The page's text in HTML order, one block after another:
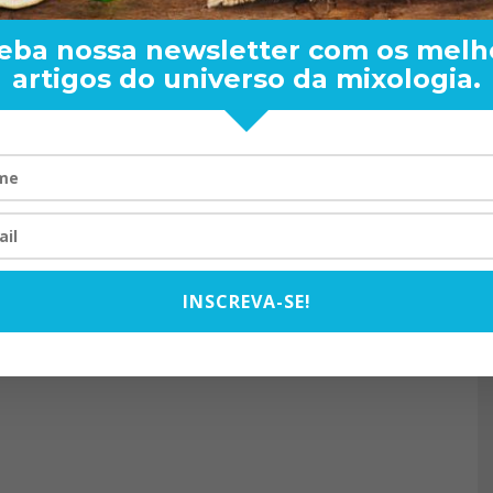
RAND BARTENDER: DE
VISTA PARA O MUNDO
nossa newsletter com os
artigos do universo da mixologia.
INSCREVA-SE!